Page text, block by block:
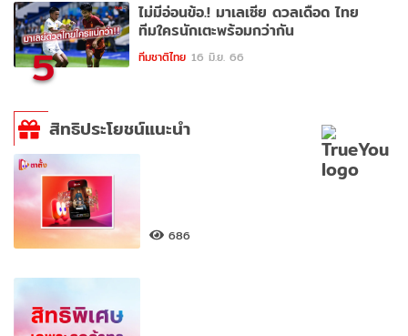
5
ไม่มีอ่อนข้อ.! มาเลเซีย ดวลเดือด ไทย
ทีมใครนักเตะพร้อมกว่ากัน
ทีมชาติไทย 16 มิ.ย. 66
สิทธิประโยชน์แนะนำ
686